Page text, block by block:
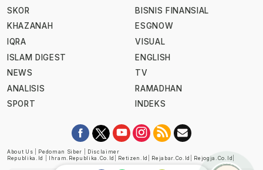
SKOR
KHAZANAH
IQRA
ISLAM DIGEST
NEWS
ANALISIS
SPORT
BISNIS FINANSIAL
ESGNOW
VISUAL
ENGLISH
TV
RAMADHAN
INDEKS
About Us Pedoman Siber
Disclaimer
Republika.id
Ihram.republika.co.id Retizen.id Rejabar.co.id Rejogja.co.id